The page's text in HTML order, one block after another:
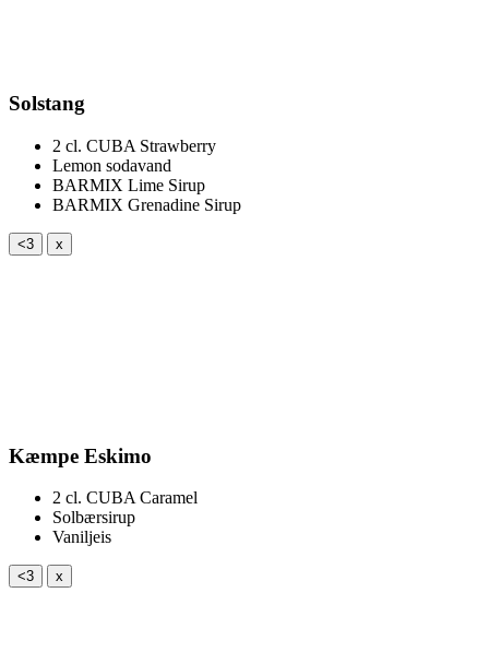
Solstang
2 cl. CUBA Strawberry
Lemon sodavand
BARMIX Lime Sirup
BARMIX Grenadine Sirup
<3 x
Kæmpe Eskimo
2 cl. CUBA Caramel
Solbærsirup
Vaniljeis
<3 x